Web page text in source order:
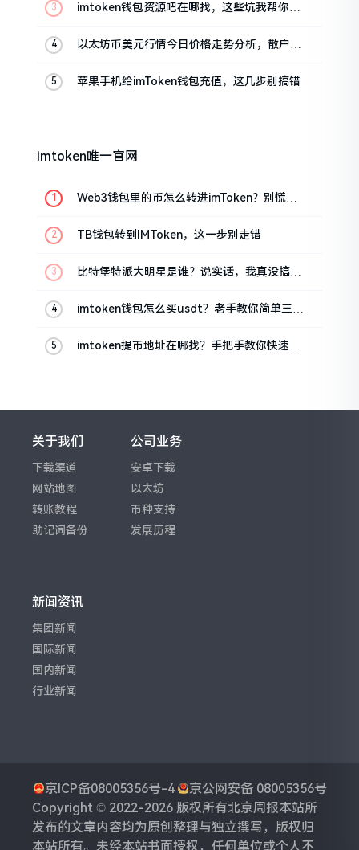
imtoken钱包资源吧在哪找，这些坑我帮你趟
以太坊币美元行情今日价格走势分析，散户如
苹果手机给imToken钱包充值，这几步别搞错
imtoken唯一官网
Web3钱包里的币怎么转进imToken？别慌，
TB钱包转到IMToken，这一步别走错
比特堡特派大明星是谁？说实话，我真没搞明
imtoken钱包怎么买usdt？老手教你简单三步
imtoken提币地址在哪找？手把手教你快速查
关于我们
下载渠道
网站地图
转账教程
助记词备份
公司业务
安卓下载
以太坊
币种支持
发展历程
新闻资讯
集团新闻
国际新闻
国内新闻
行业新闻
京ICP备08005356号-4
京公网安备 08005356号
Copyright © 2022-2026 版权所有北京周报本站所
发布的文章内容均为原创整理与独立撰写，版权归
本站所有。未经本站书面授权，任何单位或个人不